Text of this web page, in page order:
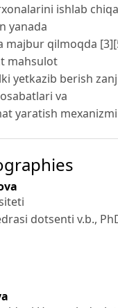
ishlab
yanada
majbur qilmoqda
mahsulot
yetkazib berish
va
yaratish
dotsenti v.b.,